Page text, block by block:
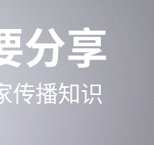
分享
传播知识